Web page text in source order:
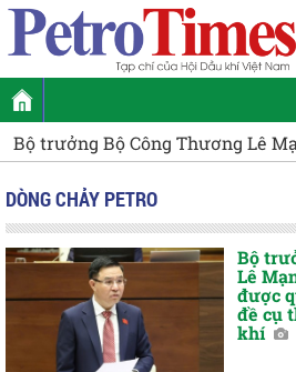
Bộ trưởng Bộ Công Thương Lê
DÒNG CHẢY PETRO
Bộ
Lê
được
đề cụ
khí